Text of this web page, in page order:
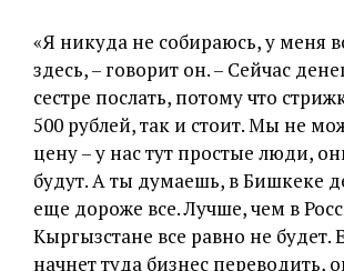
«Я никуда не собираюсь, у меня
здесь, – говорит он. – Сейчас
сестре послать, потому что
500 рублей, так и стоит. Мы не
цену – у нас тут простые люди,
будут. А ты думаешь, в Бишкеке
еще дороже все. Лучше, чем в
Кыргызстане все равно не будет.
начнет туда бизнес переводить,